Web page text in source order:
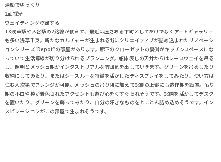
湯船でゆっくり
2面採光
ウェイティング登録する
TX浅草駅や入谷駅の2路線が使えて、最近は歴史ある下町としてだけでなくアートギャラリー
も多い浅草千束。新たなカルチャーが生まれる街にクリエイティブが詰め込まれたリノベーシ
ョンシリーズ”Depot”の部屋があります。廊下のクローゼットの裏側がキッチンスペースにな
っていて生活導線が切り分けられるプランニング。躯体表しの天井からはレースウェイを吊る
し、照明とメッシュ棚がインダストリアルな雰囲気を出していきます。グリーンを吊るしたり
収納にしてみたり、またはシースルーな特徴を活かしたディスプレイをしてみたり、使い方は
住む人次第でアレンジが可能。メッシュの吊り棚に加えて窓側の上部にも造作棚を設置。吊り
棚の小口や枠が着色されたアクセントも遊び心をくすぐられそうです。窓際を活かしてデスク
を置いたり、グリーンを飾ってみたり、自分の好きなものをとことん詰め込めそうです。イン
スピレーションがこの部屋で生まれそうです。